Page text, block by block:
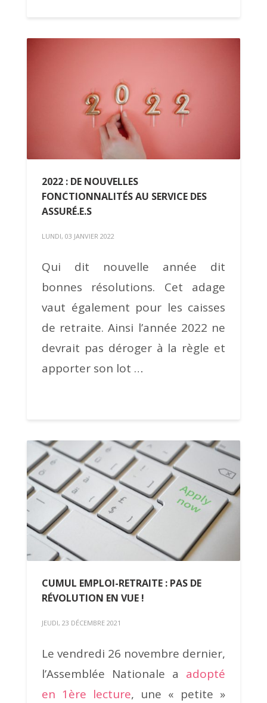
2022 : DE NOUVELLES
FONCTIONNALITÉS AU SERVICE DES
ASSURÉ.E.S
LUNDI, 03 JANVIER 2022
Qui dit nouvelle année dit
bonnes résolutions. Cet adage
vaut également pour les caisses
de retraite. Ainsi l’année 2022 ne
devrait pas déroger à la règle et
apporter son lot …
CUMUL EMPLOI-RETRAITE : PAS DE
RÉVOLUTION EN VUE !
JEUDI, 23 DÉCEMBRE 2021
Le vendredi 26 novembre dernier,
l’Assemblée Nationale a adopté
en 1ère lecture, une « petite »